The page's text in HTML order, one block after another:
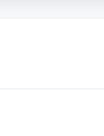
Consigo